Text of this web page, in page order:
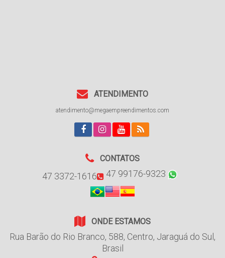
ATENDIMENTO
atendimento@megaempreendimentos.com
CONTATOS
47 3372-1616 47 99176-9323
ONDE ESTAMOS
Rua Barão do Rio Branco, 588, Centro, Jaraguá do Sul ,
Brasil